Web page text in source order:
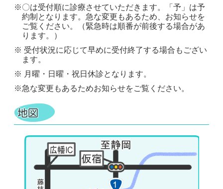
※〇は受付順に診療させていただきます。「予」は予
約制となります。急な変更もあるため、お知らせを
ご覧ください。（緊急時は順番が前後する場合があ
ります。）
※ 受付状況に応じて早めに受付終了する場合もござい
ます。
※ 月曜・日曜・祝日休診となります。
※急な変更もあるためお知らせをご覧ください。